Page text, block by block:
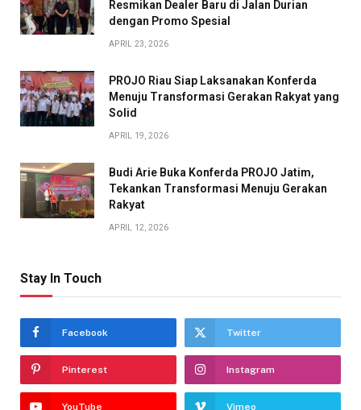
Resmikan Dealer Baru di Jalan Durian
dengan Promo Spesial
APRIL 23, 2026
PROJO Riau Siap Laksanakan Konferda
Menuju Transformasi Gerakan Rakyat yang
Solid
APRIL 19, 2026
Budi Arie Buka Konferda PROJO Jatim,
Tekankan Transformasi Menuju Gerakan
Rakyat
APRIL 12, 2026
Stay In Touch
Facebook Twitter
Pinterest Instagram
YouTube Vimeo